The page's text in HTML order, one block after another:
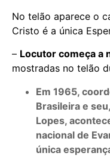
No telão aparece o
Cristo é a única
– Locutor começa a
mostradas no telão
Em 1965,
Brasileira e
Lopes,
nacional de
única